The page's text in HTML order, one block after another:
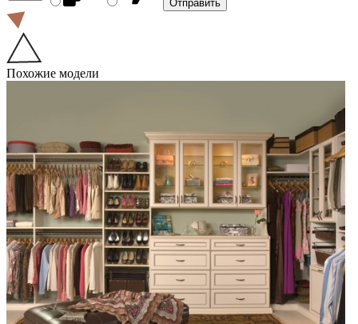
Похожие модели